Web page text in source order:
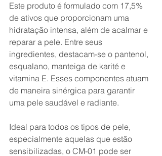
Este produto é formulado com 17,5%
de ativos que proporcionam uma
hidratação intensa, além de acalmar e
reparar a pele. Entre seus
ingredientes, destacam-se o pantenol,
esqualano, manteiga de karité e
vitamina E. Esses componentes atuam
de maneira sinérgica para garantir
uma pele saudável e radiante.
Ideal para todos os tipos de pele,
especialmente aquelas que estão
sensibilizadas, o CM-01 pode ser